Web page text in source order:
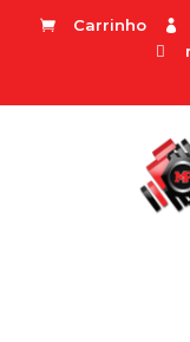
 Carrinho 
